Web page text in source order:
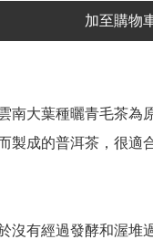
加至購物
南大葉種曬青毛茶為
製成的普洱茶，很適
沒有經過發酵和渥堆